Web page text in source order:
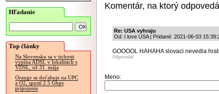
Hľadanie
Top články
Na Slovensku sa v tichosti
vypína ADSL v lokalitách s
VDSL, už 31. mája
Orange sa doťahuje na UPC
a O2, spustí 2.5 Gbps
pripojenie
Komentár, na ktorý
Re: USA vyhraju
Od: I love USA | Pridané: 2021-06-03
GOOOOL HAHAHA slovaci nevedia
Odpovedať
Meno: